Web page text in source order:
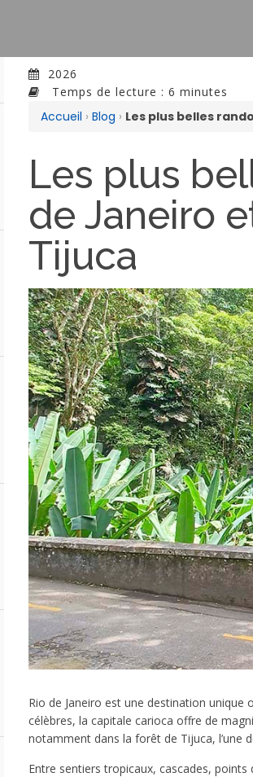
2026
Temps de lecture : 6 minutes
Accueil › Blog › Les plus belles
Les plus
de Janeiro
Tijuca
Rio de Janeiro est une destination unique
célèbres, la capitale carioca offre de
notamment dans la forêt de Tijuca, l’une
Entre sentiers tropicaux, cascades,